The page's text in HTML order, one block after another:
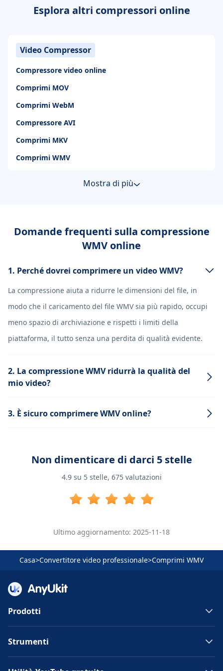
Esplora altri compressori online
Video Compressor
Compressore video online
Comprimi MOV
Comprimi WebM
Compressore AVI
Comprimi MKV
Comprimi WMV
Mostra di più
Domande frequenti sulla compressione
WMV online
1. Perché dovrei comprimere un video WMV?
La compressione aiuta a ridurre le dimensioni del file, in
modo che il caricamento del file WMV sia più rapido, occupi
meno spazio di archiviazione e rispetti i limiti della
piattaforma, il tutto senza una perdita di qualità evidente.
2. La compressione WMV ridurrà la qualità del
mio video?
3. È sicuro comprimere WMV online?
Non dimenticare di darci 5 stelle
4.9 su 5 stelle, 675 valutazioni
Ultimo aggiornamento: 2025-11-18
Casa>Convertitore video professionale>Comprimi WMV
Prodotti
Strumenti